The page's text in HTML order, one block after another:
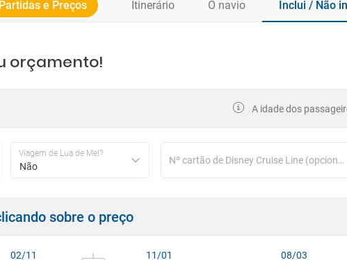
Partidas e Preços Itinerário O navio Inclui / Não
orçamento!
A idade dos
Viagem de Lua de Mel?
Não
Nº cartão de Disney Cruise Line (opcional)
sobre o preço
02/11 11/01 08/03